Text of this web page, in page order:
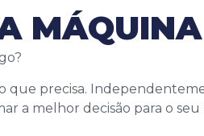
MÁQUINA
que precisa.
a melhor decisão para o